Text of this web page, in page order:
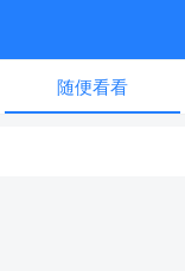
随便看看